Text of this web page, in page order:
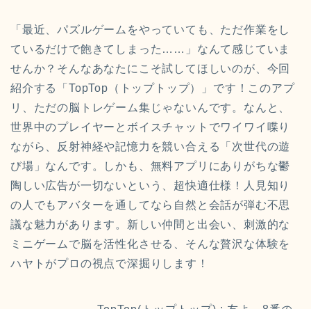
「最近、パズルゲームをやっていても、ただ作業をし
ているだけで飽きてしまった……」なんて感じていま
せんか？そんなあなたにこそ試してほしいのが、今回
紹介する「TopTop（トップトップ）」です！このアプ
リ、ただの脳トレゲーム集じゃないんです。なんと、
世界中のプレイヤーとボイスチャットでワイワイ喋り
ながら、反射神経や記憶力を競い合える「次世代の遊
び場」なんです。しかも、無料アプリにありがちな鬱
陶しい広告が一切ないという、超快適仕様！人見知り
の人でもアバターを通してなら自然と会話が弾む不思
議な魅力があります。新しい仲間と出会い、刺激的な
ミニゲームで脳を活性化させる、そんな贅沢な体験を
ハヤトがプロの視点で深掘りします！